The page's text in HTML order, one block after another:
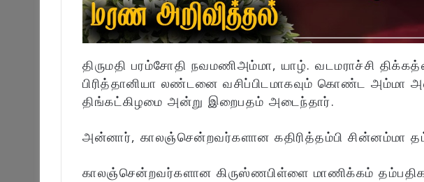
திருமதி பரம்சோதி நவமணிஅம்மா, யாழ். வடமராச்சி
பிரித்தானியா லண்டனை வசிப்பிடமாகவும் கொண்ட அம்மா
திங்கட்கிழமை அன்று இறைபதம் அடைந்தார்.
அன்னார், காலஞ்சென்றவர்களான கதிரித்தம்பி சின்னம்மா
காலஞ்சென்றவர்களான கிருஸ்ணபிள்ளை மாணிக்கம்